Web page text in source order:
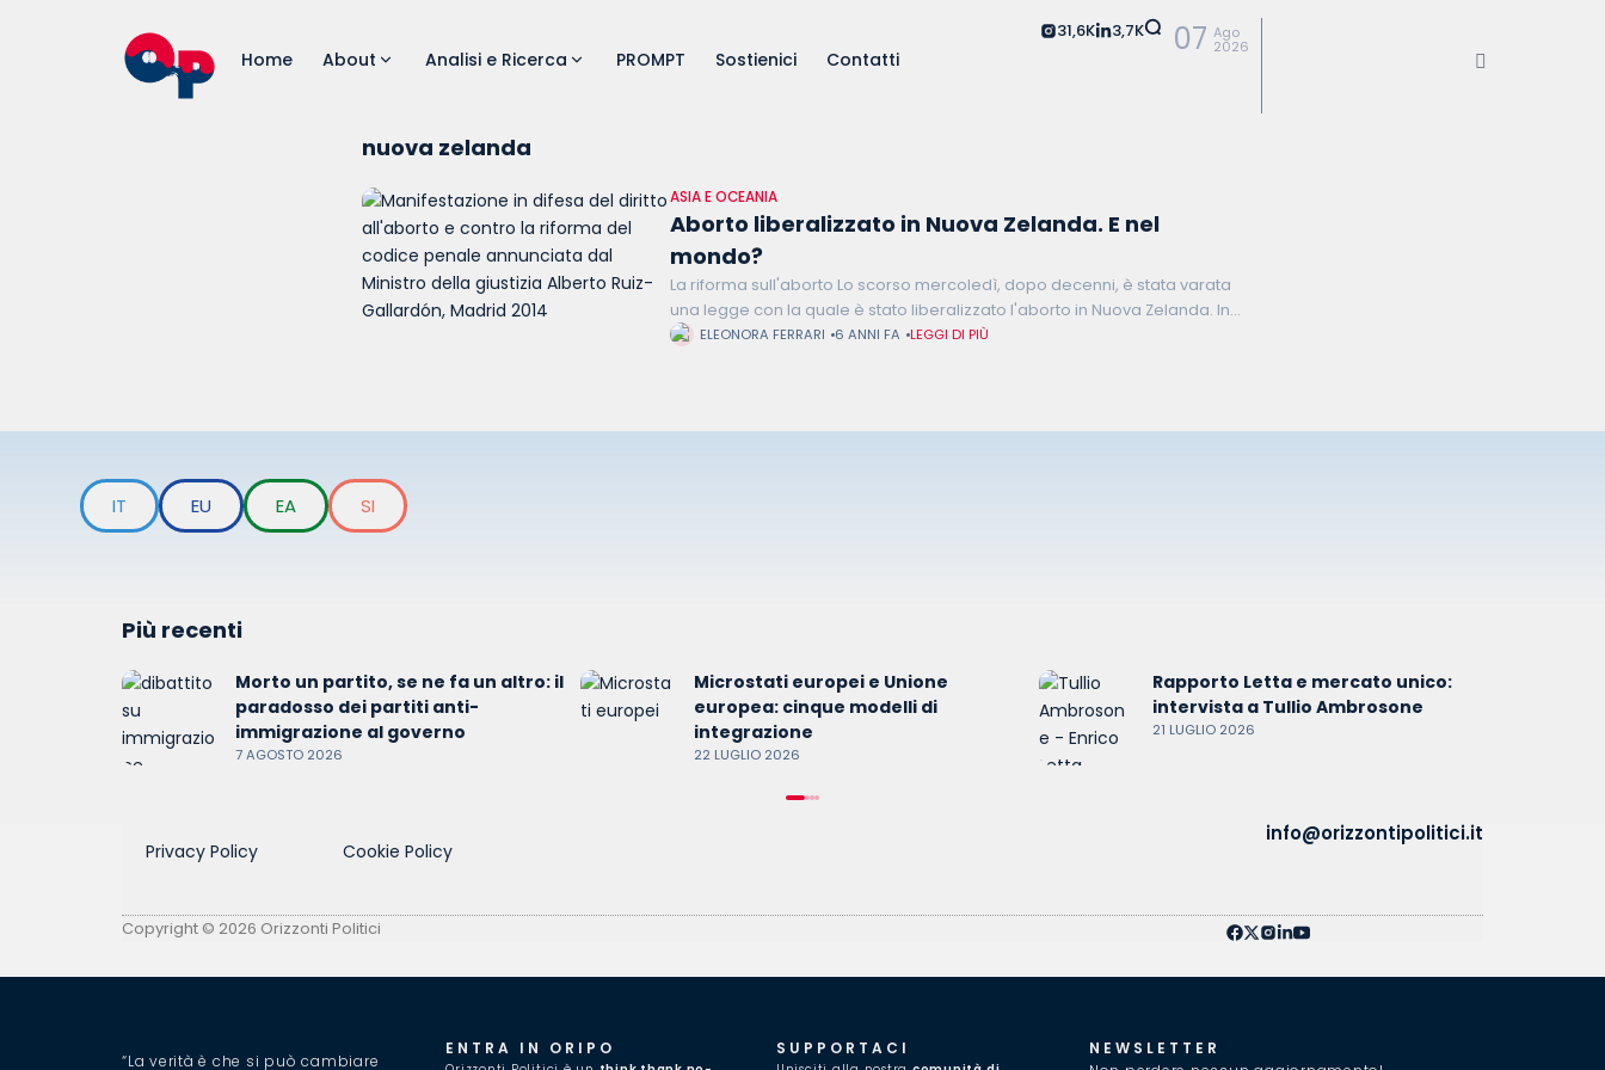
Home About Analisi e Ricerca PROMPT Sostienici Contatti
31,6K 3,7K 07 Ago
2026
nuova zelanda
ASIA E OCEANIA
Aborto liberalizzato in Nuova Zelanda. E nel
mondo?
La riforma sull'aborto Lo scorso mercoledì, dopo decenni, è stata varata
una legge con la quale è stato liberalizzato l'aborto in Nuova Zelanda. In
cosa consiste la nuova normativa e
ELEONORA FERRARI 6 ANNI FA LEGGI DI PIÙ
IT EU EA SI
Più recenti
Morto un partito, se ne fa un altro: il
paradosso dei partiti anti-
immigrazione al governo
7 AGOSTO 2026
Microstati europei e Unione
europea: cinque modelli di
integrazione
22 LUGLIO 2026
Rapporto Letta e mercato unico:
intervista a Tullio Ambrosone
21 LUGLIO 2026
Privacy Policy Cookie Policy
info@orizzontipolitici.it
Copyright © 2026 Orizzonti Politici
“La verità è che si può cambiare
ENTRA IN ORIPO SUPPORTACI
NEWSLETTER